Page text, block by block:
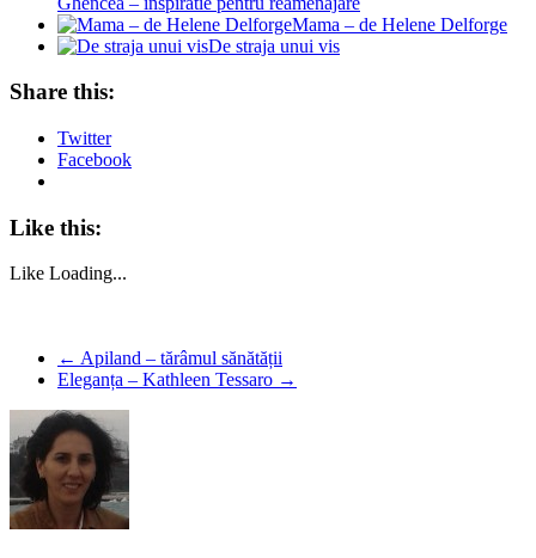
Mama – de Helene Delforge
De straja unui vis
Share this:
Twitter
Facebook
Like this:
Like Loading...
← Apiland – tărâmul sănătății
Eleganța – Kathleen Tessaro →